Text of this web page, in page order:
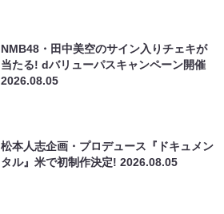
NMB48・田中美空のサイン入りチェキが
当たる! dバリューパスキャンペーン開催
2026.08.05
松本人志企画・プロデュース『ドキュメン
タル』米で初制作決定!2026.08.05